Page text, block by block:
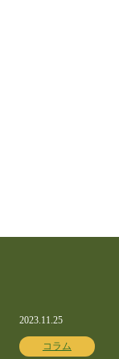
2023.11.25
コラム